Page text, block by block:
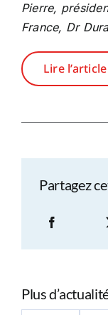
Plus
Pierre,
France, Dr
Lire
Partagez